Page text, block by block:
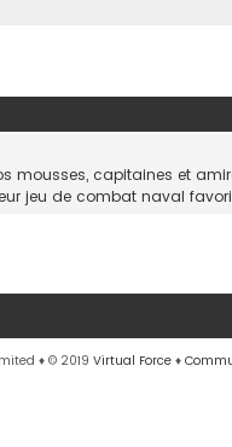
mousses, capitaines et
jeu de combat naval
♦ © 2019 Virtual Force ♦